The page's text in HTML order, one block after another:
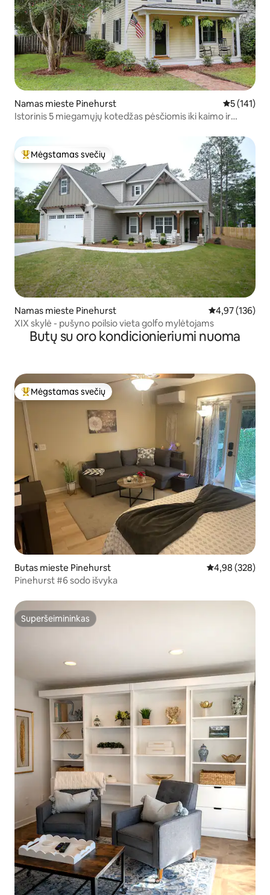
Namas mieste Pinehurst Vidutinis
5 (141)
Istorinis 5 miegamųjų kotedžas pėsčiomis iki kaimo ir
Svečių mėgstamiausias
Mėgstamas svečių
Namas mieste Pinehurst Vidutinis
4,97 (136)
XIX skylė - pušyno poilsio vieta golfo mylėtojams
Butų su oro kondicionieriumi nuoma
Svečių mėgstamiausias
Mėgstamas svečių
Butas mieste Pinehurst Vidutinis
4,98 (328)
Pinehurst #6 sodo išvyka
Superšeimininkas
Superšeimininkas